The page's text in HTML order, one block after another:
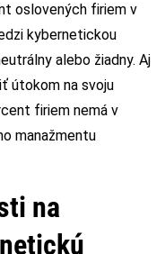
oslovených firiem v
kybernetickou
alebo žiadny. Aj
útokom na svoju
firiem nemá v
manažmentu
na